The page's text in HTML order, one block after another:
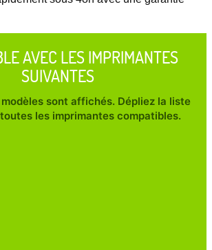
AVEC LES IMPRIMANTES
SUIVANTES
sont affichés. Dépliez la liste
les imprimantes compatibles.